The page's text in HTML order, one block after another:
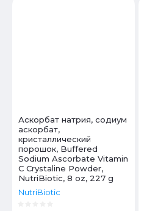
Аскорбат натрия, содиум
аскорбат,
кристаллический
порошок, Buffered
Sodium Ascorbate Vitamin
C Crystaline Powder,
NutriBiotic, 8 oz, 227 g
NutriBiotic